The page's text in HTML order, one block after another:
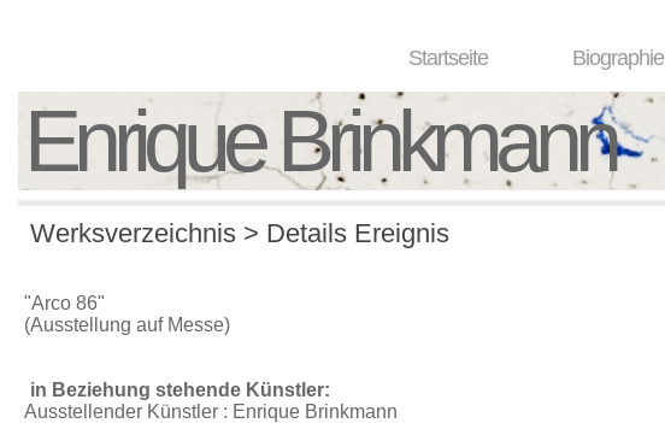
Startseite Biographie
Enrique Brinkmann
Werksverzeichnis > Details Ereignis
"Arco 86"
(Ausstellung auf Messe)
in Beziehung stehende Künstler:
Ausstellender Künstler : Enrique Brinkmann